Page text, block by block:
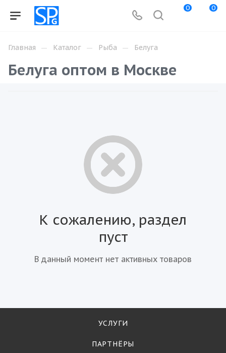
0 0
Главная — Каталог — Рыба — Белуга
Белуга оптом в Москве
К сожалению, раздел
пуст
В данный момент нет активных товаров
УСЛУГИ
ПАРТНЁРЫ